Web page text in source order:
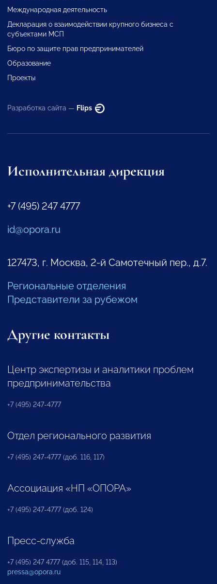
Международная деятельность
Декларация о взаимодействии крупного бизнеса с
субъектами МСП
Бюро по защите прав предпринимателей
Образование
Проекты
Разработка сайта — Flips
Исполнительная дирекция
+7 (495) 247 4777
id@opora.ru
127473, г. Москва, 2-й Самотечный пер., д.7.
Региональные отделения
Представители за рубежом
Другие контакты
Центр экспертизы и аналитики проблем
предпринимательства
+7 (495) 247-4777
Отдел регионального развития
+7 (495) 247-4777 (доб. 116, 117)
Ассоциация «НП «ОПОРА»
+7 (495) 247-4777 (доб. 124)
Пресс-служба
+7 (495) 247 4777 (доб. 115, 114, 113)
pressa@opora.ru